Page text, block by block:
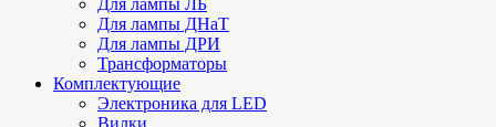
Для лампы ЛБ
Для лампы ДНаТ
Для лампы ДРИ
Трансформаторы
Комплектующие
Электроника для LED
Вилки